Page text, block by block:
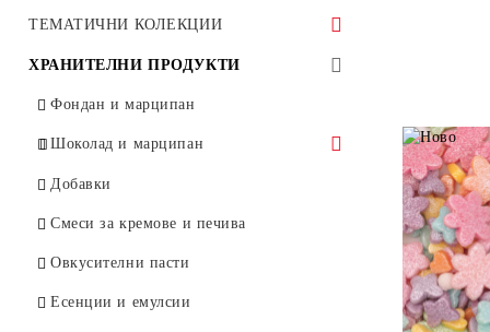
ТЕМАТИЧНИ КОЛЕКЦИИ
ЗА ВИНОТО И ЛЮБОВТА
Любов
ПРИНТ
Вино
ВЕЛИКДЕН
Резци
Силоконови Калъпи
Поликарбонатни форми за
ХЕЛУИН
Принт
КОЛЕДА
Резци
Силиконови калъпи
Опаковки
ХРАНИТЕЛНИ ПРОДУКТИ
Фондан и марципан
Шоколад и марципан
Шоколад
Поликарбонатни форми за
ленти и листове, инструменти за
Добавки
Смеси за кремове и печива
Овкусителни пасти
Есенции и емулсии